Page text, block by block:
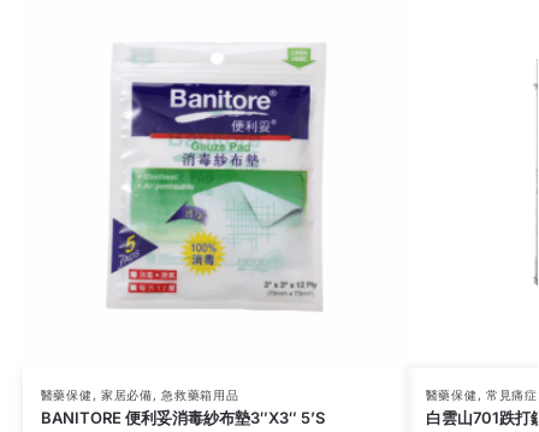
醫藥保健, 家居必備,急救藥箱用品
BANITORE 便利妥消毒紗布墊3″X3″ 5’S
醫藥保健, 常見痛症
白雲山701跌